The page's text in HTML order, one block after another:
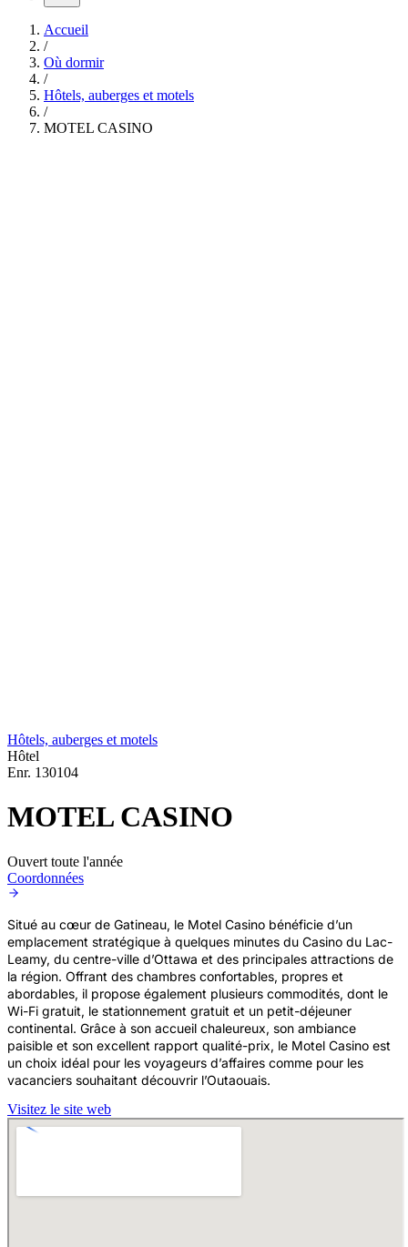
Accueil
/
Où dormir
/
Hôtels, auberges et motels
/
MOTEL CASINO
Hôtels, auberges et motels
Hôtel
Enr. 130104
MOTEL CASINO
Ouvert toute l'année
Coordonnées
Situé au cœur de Gatineau, le Motel Casino bénéficie d’un
emplacement stratégique à quelques minutes du Casino du Lac-
Leamy, du centre-ville d’Ottawa et des principales attractions de
la région. Offrant des chambres confortables, propres et
abordables, il propose également plusieurs commodités, dont le
Wi-Fi gratuit, le stationnement gratuit et un petit-déjeuner
continental. Grâce à son accueil chaleureux, son ambiance
paisible et son excellent rapport qualité-prix, le Motel Casino est
un choix idéal pour les voyageurs d’affaires comme pour les
vacanciers souhaitant découvrir l’Outaouais.
Visitez le site web